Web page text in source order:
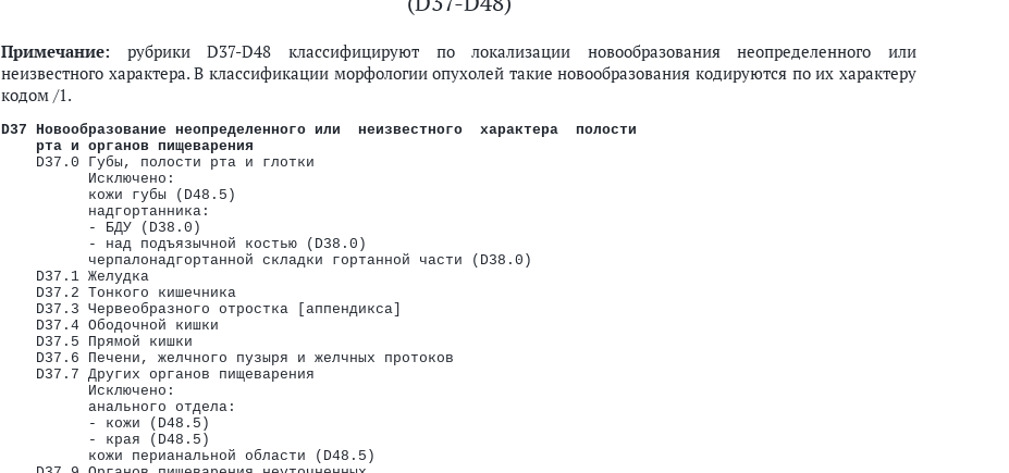
Примечание: рубрики D37-D48 классифицируют по локализации новообразования неопределенного или
неизвестного характера. В классификации морфологии опухолей такие новообразования кодируются по их характеру
кодом /1.
D37 Новообразование неопределенного или  неизвестного  характера  полости
рта и органов пищеварения
    D37.0 Губы, полости рта и глотки
          Исключено:
          кожи губы (D48.5)
          надгортанника:
          - БДУ (D38.0)
          - над подъязычной костью (D38.0)
          черпалонадгортанной складки гортанной части (D38.0)
    D37.1 Желудка
    D37.2 Тонкого кишечника
    D37.3 Червеобразного отростка [аппендикса]
    D37.4 Ободочной кишки
    D37.5 Прямой кишки
    D37.6 Печени, желчного пузыря и желчных протоков
    D37.7 Других органов пищеварения
          Исключено:
          анального отдела:
          - кожи (D48.5)
          - края (D48.5)
          кожи перианальной области (D48.5)